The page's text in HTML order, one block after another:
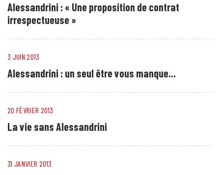
Alessandrini : « Une proposition de contrat
irrespectueuse »
3 JUIN 2013
Alessandrini : un seul être vous manque...
20 FÉVRIER 2013
La vie sans Alessandrini
31 JANVIER 2013